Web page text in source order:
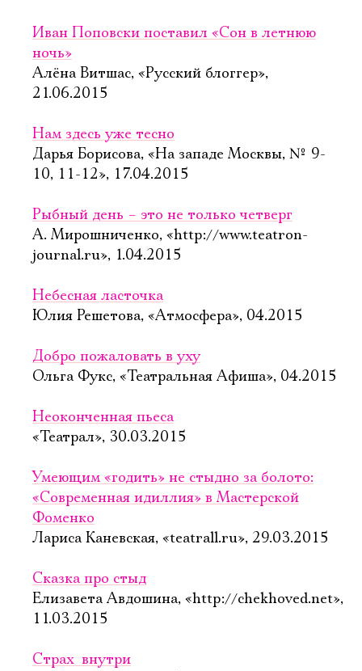
Иван Поповски поставил «Сон в летнюю
ночь»
Алёна Витшас, «Русский блоггер»,
21.06.2015
Нам здесь уже тесно
Дарья Борисова, «На западе Москвы, № 9-
10, 11-12», 17.04.2015
Рыбный день – это не только четверг
А. Мирошниченко, «http://www.teatron-
journal.ru», 1.04.2015
Небесная ласточка
Юлия Решетова, «Атмосфера», 04.2015
Добро пожаловать в уху
Ольга Фукс, «Театральная Афиша», 04.2015
Неоконченная пьеса
«Театрал», 30.03.2015
Умеющим «годить» не стыдно за болото:
«Современная идиллия» в Мастерской
Фоменко
Лариса Каневская, «teatrall.ru», 29.03.2015
Сказка про стыд
Елизавета Авдошина, «http://chekhoved.net»,
11.03.2015
Страх  внутри